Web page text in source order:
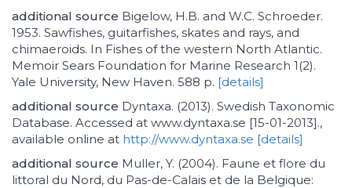
additional source Bigelow, H.B. and W.C. Schroeder.
1953. Sawfishes, guitarfishes, skates and rays, and
chimaeroids. In Fishes of the western North Atlantic.
Memoir Sears Foundation for Marine Research 1(2).
Yale University, New Haven. 588 p. [details]
additional source Dyntaxa. (2013). Swedish Taxonomic
Database. Accessed at www.dyntaxa.se [15-01-2013].,
available online at http://www.dyntaxa.se [details]
additional source Muller, Y. (2004). Faune et flore du
littoral du Nord, du Pas-de-Calais et de la Belgique: